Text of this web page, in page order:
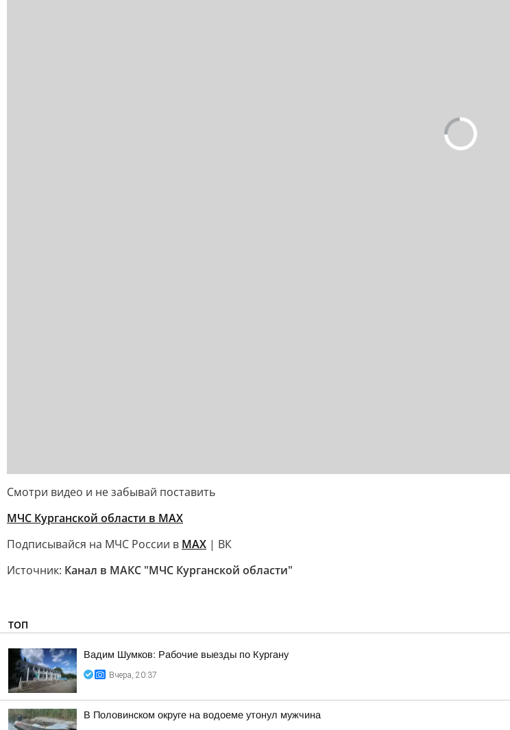
Смотри видео и не забывай поставить
МЧС Курганской области в MAX
Подписывайся на МЧС России в MAX | ВК
Источник: Канал в МАКС "МЧС Курганской области"
ТОП
Вадим Шумков: Рабочие выезды по Кургану
Вчера, 20:37
В Половинском округе на водоеме утонул мужчина